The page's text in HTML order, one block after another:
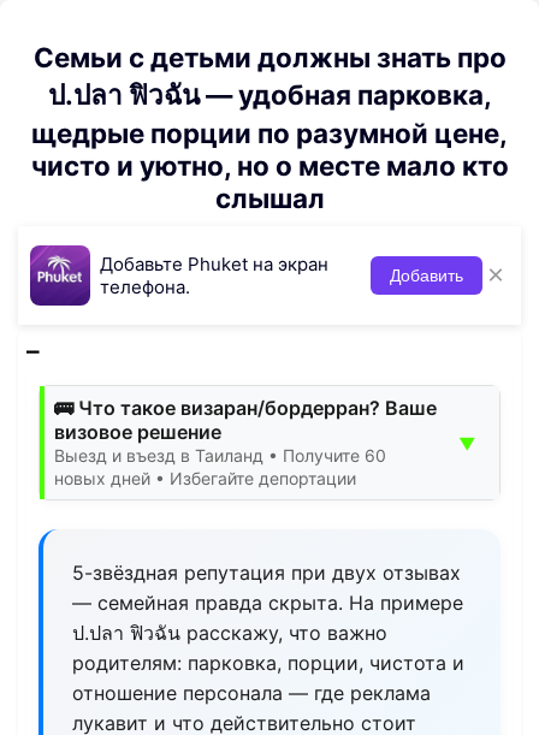
Семьи с детьми должны знать про
ป.ปลา ฟิวฉัน — удобная парковка,
щедрые порции по разумной цене,
чисто и уютно, но о месте мало кто
слышал
Добавьте Phuket на экран
телефона.
Добавить ×
🚌 Что такое визаран/бордерран? Ваше
визовое решение
Выезд и въезд в Таиланд • Получите 60
новых дней • Избегайте депортации
▼
5-звёздная репутация при двух отзывах
— семейная правда скрыта. На примере
ป.ปลา ฟิวฉัน расскажу, что важно
родителям: парковка, порции, чистота и
отношение персонала — где реклама
лукавит и что действительно стоит